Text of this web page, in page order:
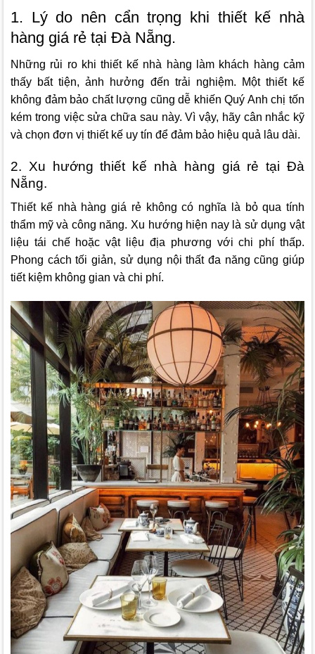
1. Lý do nên cẩn trọng khi thiết kế nhà
hàng giá rẻ tại Đà Nẵng.
Những rủi ro khi thiết kế nhà hàng làm khách hàng cảm
thấy bất tiện, ảnh hưởng đến trải nghiệm. Một thiết kế
không đảm bảo chất lượng cũng dễ khiến Quý Anh chị tốn
kém trong việc sửa chữa sau này. Vì vậy, hãy cân nhắc kỹ
và chọn đơn vị thiết kế uy tín để đảm bảo hiệu quả lâu dài.
2. Xu hướng thiết kế nhà hàng giá rẻ tại Đà
Nẵng.
Thiết kế nhà hàng giá rẻ không có nghĩa là bỏ qua tính
thẩm mỹ và công năng. Xu hướng hiện nay là sử dụng vật
liệu tái chế hoặc vật liệu địa phương với chi phí thấp.
Phong cách tối giản, sử dụng nội thất đa năng cũng giúp
tiết kiệm không gian và chi phí.